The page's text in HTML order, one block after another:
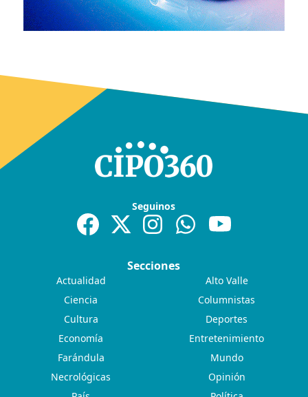
Seguinos
Secciones
Actualidad
Alto Valle
Ciencia
Columnistas
Cultura
Deportes
Economía
Entretenimiento
Farándula
Mundo
Necrológicas
Opinión